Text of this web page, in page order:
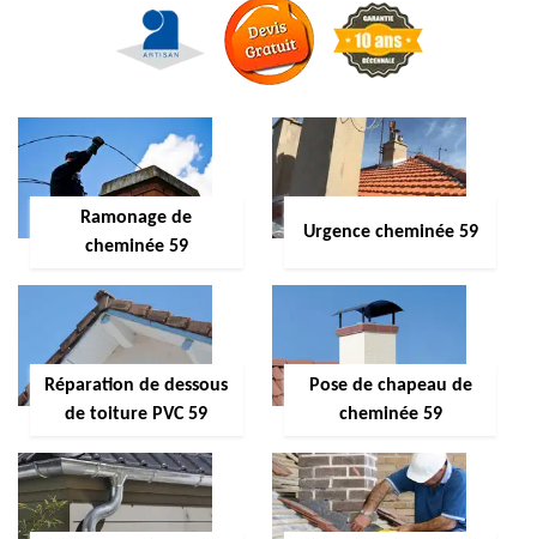
Ramonage de
cheminée 59
Urgence cheminée 59
Réparation de dessous
de toiture PVC 59
Pose de chapeau de
cheminée 59